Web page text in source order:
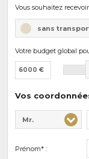
sans
Votre budget global
6000 €
Vos
Civilité* :
Mr.
Nom* :
Prénom* :